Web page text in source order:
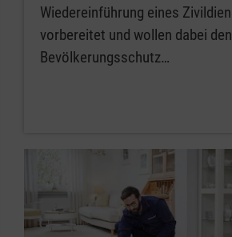
Wiedereinführung eines
vorbereitet und wollen dabei den
Bevölkerungsschutz…